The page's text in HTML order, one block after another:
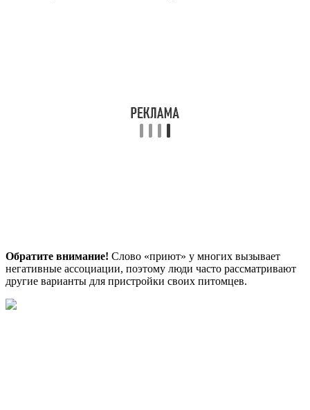
Обратите внимание! Слово «приют» у многих вызывает
негативные ассоциации, поэтому люди часто рассматривают
другие варианты для пристройки своих питомцев.